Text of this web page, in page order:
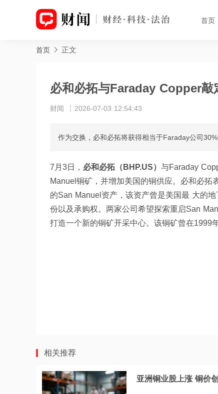
首页
首页 正文
必和必拓与Faraday Copper敲
财闻 2026-07-03 12:54:43
作为交换，必和必拓将获得相当于Faraday公司30%
7月3日， 必和必拓（BHP.US） 与Faraday
Manuel铜矿，并增加美国的铜供应。必和必
的San Manuel资产，该资产曾是美国最 大的
份以及承购权。两家公司希望探索重启San
打造一个新的铜矿开采中心。该铜矿曾在1999
相关推荐
亚洲铜业股上涨 铜价